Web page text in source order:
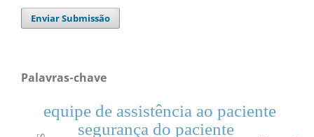
Enviar Submissão
Palavras-chave
segurança do paciente
equipe de assistência ao paciente